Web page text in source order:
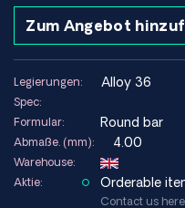
Zum Angebot
Legierungen: alloy 36
Spec:
Formular:
Round bar
Abmaße. (mm): 4.00
Warehouse:
Aktie:
Orderable
Contact us